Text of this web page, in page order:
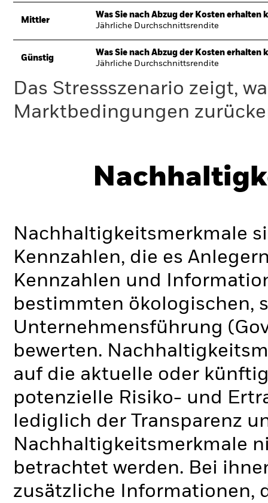
Mittler
Was Sie nach Abzug der Kosten erhalten
Jährliche Durchschnittsrendite
Günstig
Was Sie nach Abzug der Kosten erhalten
Jährliche Durchschnittsrendite
Das Stressszenario zeigt,
Marktbedingungen
Nachhaltigkeitsmerkmale
Kennzahlen, die es
Kennzahlen und
bestimmten ökologischen,
Unternehmensführung
bewerten.
auf die aktuelle oder
potenzielle Risiko- und
lediglich der Transparenz
Nachhaltigkeitsmerkmale
betrachtet werden. Bei
zusätzliche Informationen,